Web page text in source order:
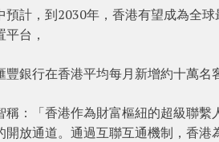
預計，到2030年，香港有望成為全
台，
豐銀行在香港平均每月新增約十萬名
稱：「香港作為財富樞紐的超級聯
開放通道。通過互聯互通機制，香